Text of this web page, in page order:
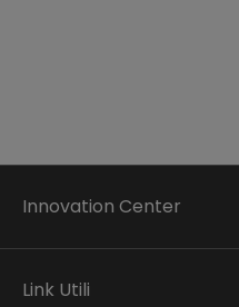
Innovation Center
Applied research
Link Utili